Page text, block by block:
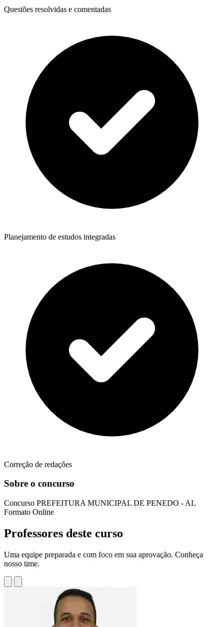
Questões resolvidas e comentadas
Planejamento de estudos integradas
Correção de redações
Sobre o concurso
Concurso PREFEITURA MUNICIPAL DE PENEDO - AL
Formato Online
Professores deste curso
Uma equipe preparada e com foco em sua aprovação. Conheça
nosso time.